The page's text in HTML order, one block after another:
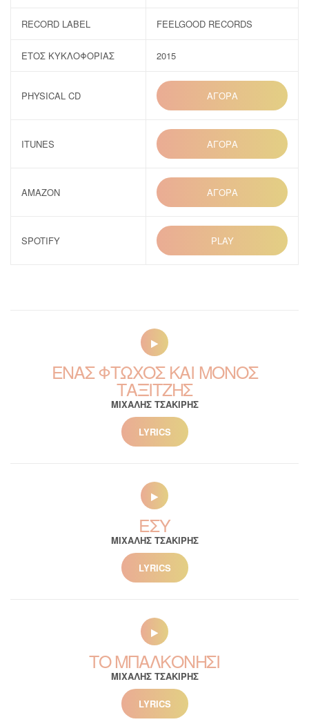
RECORD LABEL FEELGOOD RECORDS
ΕΤΟΣ ΚΥΚΛΟΦΟΡΙΑΣ 2015
PHYSICAL CD ΑΓΟΡΑ
ITUNES ΑΓΟΡΑ
AMAZON ΑΓΟΡΑ
SPOTIFY PLAY
ΕΝΑΣ ΦΤΩΧΟΣ ΚΑΙ ΜΟΝΟΣ
ΤΑΞΙΤΖΗΣ
ΜΙΧΑΛΗΣ ΤΣΑΚΙΡΗΣ
LYRICS
ΕΣΥ
ΜΙΧΑΛΗΣ ΤΣΑΚΙΡΗΣ
LYRICS
ΤΟ ΜΠΑΛΚΟΝΗΣΙ
ΜΙΧΑΛΗΣ ΤΣΑΚΙΡΗΣ
LYRICS